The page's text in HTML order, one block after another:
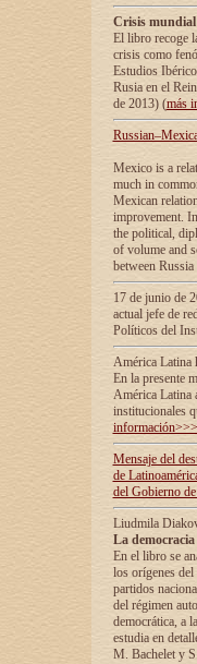
Crisis
El libro recoge
crisis como
Estudios
Rusia en el
de 2013) (más
Mexico is a
much in
Mexican
improvement.
the political,
of volume and
between
17 de junio de
actual jefe de
Políticos del
América Latina
En la presente
América Latina
institucionales
información>>>
Mensaje del
de
del Gobierno
Liudmila
La
En el libro se
los orígenes
partidos
del régimen
democrática, а
estudia en
М. Bachelet у